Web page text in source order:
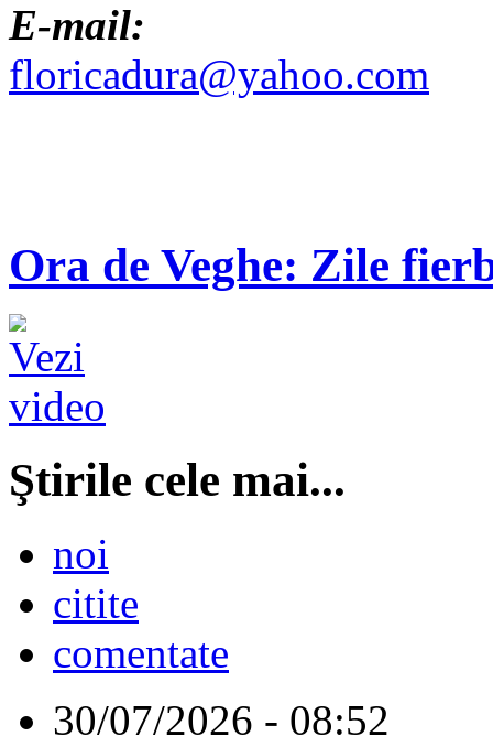
E-mail:
floricadura@yahoo.com
Ora de Veghe: Zile
Ştirile cele mai...
noi
citite
comentate
30/07/2026 - 08:52